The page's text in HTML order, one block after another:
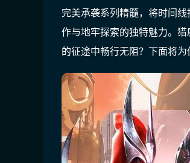
完美承袭系列精髓，将时间
作与地牢探索的独特魅力。
的征途中畅行无阻？下面将为